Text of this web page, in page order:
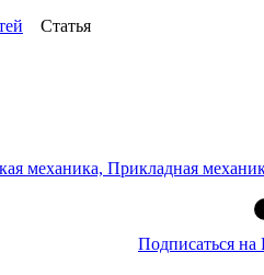
Статья
механика, Прикладная
Подписаться на